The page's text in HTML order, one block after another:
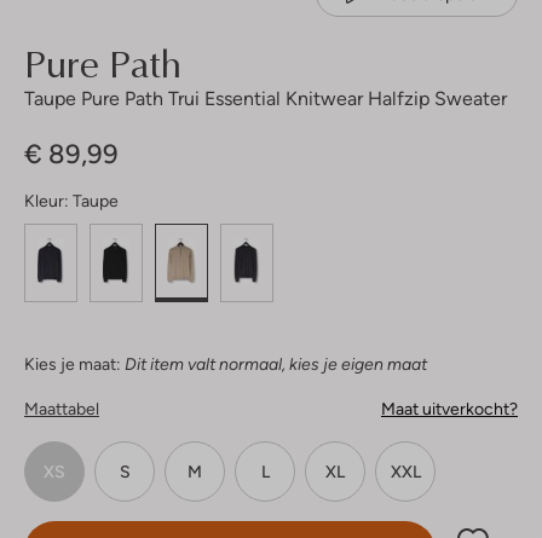
Pure Path
Taupe Pure Path Trui Essential Knitwear Halfzip Sweater
€ 89,99
Kleur: Taupe
Kies je maat: Dit item valt normaal, kies je eigen maat
Maattabel Maat uitverkocht?
XS S M L XL XXL